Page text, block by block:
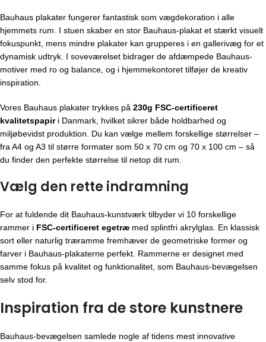
Bauhaus plakater fungerer fantastisk som vægdekoration i alle
hjemmets rum. I stuen skaber en stor Bauhaus-plakat et stærkt visuelt
fokuspunkt, mens mindre plakater kan grupperes i en gallerivæg for et
dynamisk udtryk. I soveværelset bidrager de afdæmpede Bauhaus-
motiver med ro og balance, og i hjemmekontoret tilføjer de kreativ
inspiration.
Vores Bauhaus plakater trykkes på 230g FSC-certificeret
kvalitetspapiri Danmark, hvilket sikrer både holdbarhed og
miljøbevidst produktion. Du kan vælge mellem forskellige størrelser –
fra A4 og A3 til større formater som 50 x 70 cm og 70 x 100 cm – så
du finder den perfekte størrelse til netop dit rum.
Vælg den rette indramning
For at fuldende dit Bauhaus-kunstværk tilbyder vi 10 forskellige
rammer i FSC-certificeret egetræ med splintfri akrylglas. En klassisk
sort eller naturlig træramme fremhæver de geometriske former og
farver i Bauhaus-plakaterne perfekt. Rammerne er designet med
samme fokus på kvalitet og funktionalitet, som Bauhaus-bevægelsen
selv stod for.
Inspiration fra de store kunstnere
Bauhaus-bevægelsen samlede nogle af tidens mest innovative